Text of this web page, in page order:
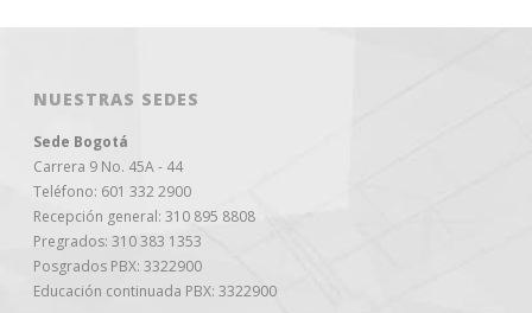
NUESTRAS SEDES
Sede Bogotá
Carrera 9 No. 45A - 44
Teléfono: 601 332 2900
Recepción general: 310 895 8808
Pregrados: 310 383 1353
Posgrados PBX: 3322900
Educación continuada PBX: 3322900